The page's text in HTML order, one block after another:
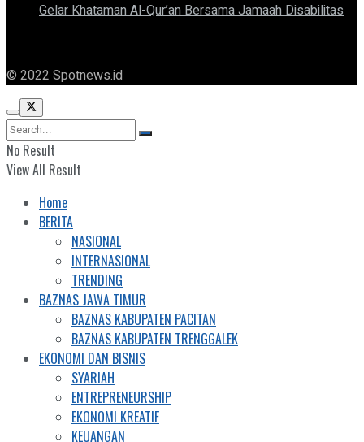
Gelar Khataman Al-Qur’an Bersama Jamaah Disabilitas
© 2022 Spotnews.id
No Result
View All Result
Home
BERITA
NASIONAL
INTERNASIONAL
TRENDING
BAZNAS JAWA TIMUR
BAZNAS KABUPATEN PACITAN
BAZNAS KABUPATEN TRENGGALEK
EKONOMI DAN BISNIS
SYARIAH
ENTREPRENEURSHIP
EKONOMI KREATIF
KEUANGAN